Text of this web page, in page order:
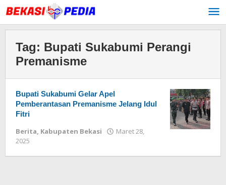
Lewati
ke
konten
Tag: Bupati Sukabumi Perangi
Premanisme
Bupati Sukabumi Gelar Apel
Pemberantasan Premanisme Jelang Idul
Fitri
Berita, Kabupaten Bekasi
Maret 28,
2025